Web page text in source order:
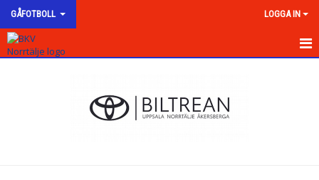
GÅFOTBOLL LOGGA IN